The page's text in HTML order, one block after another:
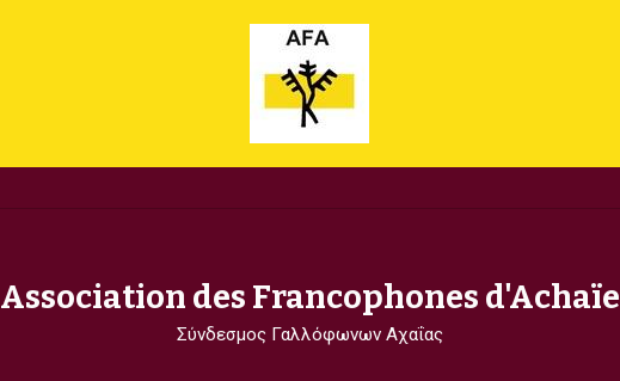
Association des Francophones d'Achaïe
Σύνδεσμος Γαλλόφωνων Αχαΐας